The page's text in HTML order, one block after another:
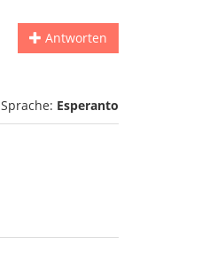
Antworten
Sprache: Esperanto